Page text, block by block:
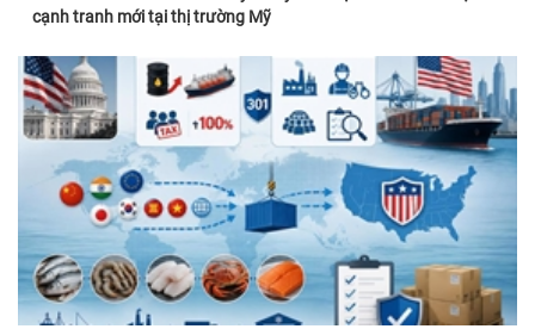
cạnh tranh mới tại thị trường Mỹ